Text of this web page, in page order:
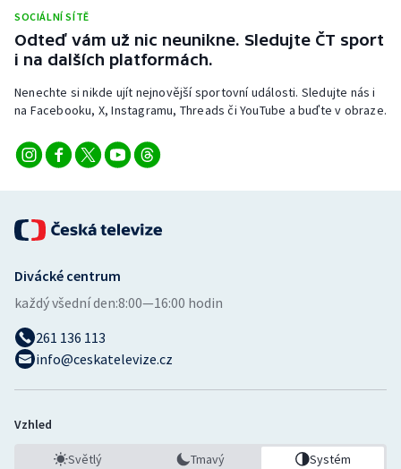
SOCIÁLNÍ SÍTĚ
Odteď vám už nic neunikne. Sledujte ČT sport
i na dalších platformách.
Nenechte si nikde ujít nejnovější sportovní události. Sledujte nás i
na Facebooku, X, Instagramu, Threads či YouTube a buďte v obraze.
Divácké centrum
každý všední den:8:00—16:00 hodin
261 136 113
info@ceskatelevize.cz
Vzhled
Světlý Tmavý Systém